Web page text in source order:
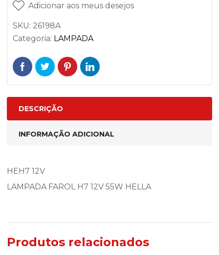
Adicionar aos meus desejos
SKU: 26198A
Categoria: LAMPADA
DESCRIÇÃO
INFORMAÇÃO ADICIONAL
HEH7 12V
LAMPADA FAROL H7 12V 55W HELLA
Produtos relacionados